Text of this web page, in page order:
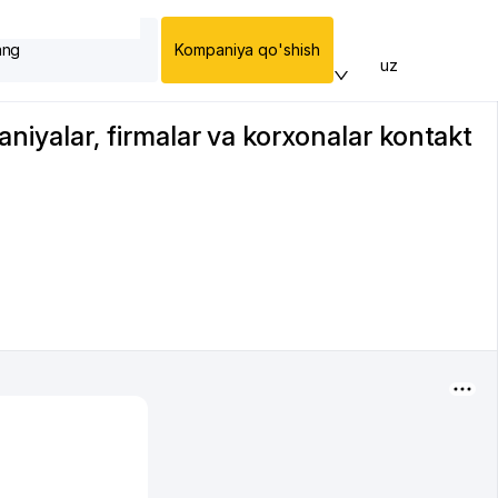
Kompaniya qo'shish
uz
firmalar va korxonalar kontakt